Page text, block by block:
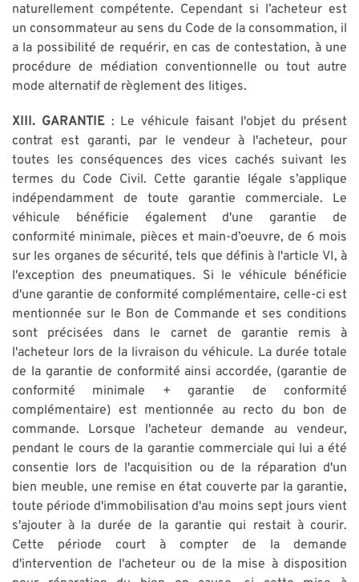
naturellement compétente. Cependant si l’acheteur est
un consommateur au sens du Code de la consommation, il
a la possibilité de requérir, en cas de contestation, à une
procédure de médiation conventionnelle ou tout autre
mode alternatif de règlement des litiges.
XIII. GARANTIE : Le véhicule faisant l'objet du présent
contrat est garanti, par le vendeur à l'acheteur, pour
toutes les conséquences des vices cachés suivant les
termes du Code Civil. Cette garantie légale s’applique
indépendamment de toute garantie commerciale. Le
véhicule bénéficie également d'une garantie de
conformité minimale, pièces et main-d’oeuvre, de 6 mois
sur les organes de sécurité, tels que définis à l'article VI, à
l'exception des pneumatiques. Si le véhicule bénéficie
d'une garantie de conformité complémentaire, celle-ci est
mentionnée sur le Bon de Commande et ses conditions
sont précisées dans le carnet de garantie remis à
l'acheteur lors de la livraison du véhicule. La durée totale
de la garantie de conformité ainsi accordée, (garantie de
conformité minimale + garantie de conformité
complémentaire) est mentionnée au recto du bon de
commande. Lorsque l'acheteur demande au vendeur,
pendant le cours de la garantie commerciale qui lui a été
consentie lors de l'acquisition ou de la réparation d'un
bien meuble, une remise en état couverte par la garantie,
toute période d'immobilisation d'au moins sept jours vient
s'ajouter à la durée de la garantie qui restait à courir.
Cette période court à compter de la demande
d'intervention de l'acheteur ou de la mise à disposition